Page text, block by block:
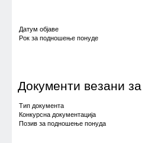
Датум објаве
Рок за подношење понуде
Документи везани за
Тип документа
Конкурсна документација
Позив за подношење понуда